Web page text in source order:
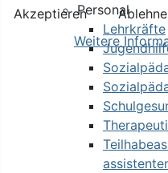
Personal
Lehrkräfte
Akzeptieren
Weitere